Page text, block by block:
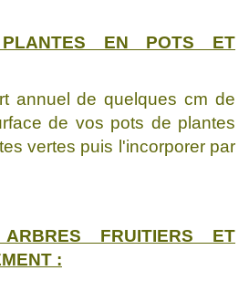
EN POTS ET
annuel de quelques cm de
de vos pots de plantes
vertes puis l'incorporer par
FRUITIERS ET
: